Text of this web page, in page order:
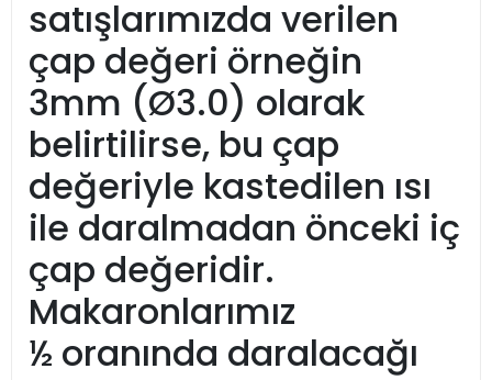
satışlarımızda verilen
çap değeri örneğin
3mm (Ø3.0) olarak
belirtilirse, bu çap
değeriyle kastedilen ısı
ile daralmadan önceki iç
çap değeridir.
Makaronlarımız
½ oranında daralacağı